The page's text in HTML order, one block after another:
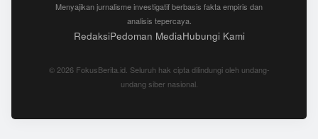
Menyajikan jurnalisme investigatif berbasis fakta empiris dan
analisis tepercaya.
RedaksiPedoman MediaHubungi Kami
© 2026 FokusBerita.id. Seluruh hak cipta dilindungi oleh undang-
undang siber nasional.